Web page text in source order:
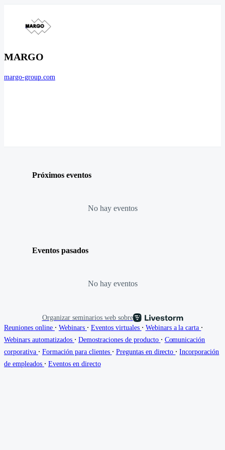
MARGO
margo-group.com
Próximos eventos
No hay eventos
Eventos pasados
No hay eventos
Organizar seminarios web sobre
Reuniones online ∙ Webinars ∙ Eventos virtuales ∙ Webinars a la carta ∙
Webinars automatizados ∙ Demostraciones de producto ∙ Comunicación
corporativa ∙ Formación para clientes ∙ Preguntas en directo ∙ Incorporación
de empleados ∙ Eventos en directo